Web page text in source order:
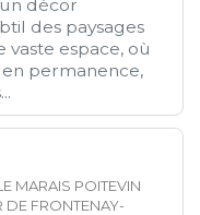
décor
des paysages
vaste espace, où
permanence,
MARAIS POITEVIN
DE FRONTENAY-